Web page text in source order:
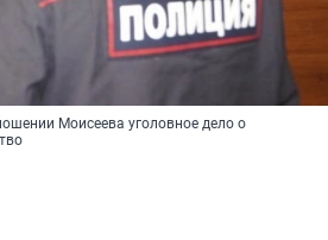
Моисеева уголовное дело о